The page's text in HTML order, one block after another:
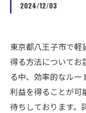
2024/12/03
東京都八王子市で軽
得る方法についてお
る中、効率的なルー
利益を得ることが可
待ちしております。